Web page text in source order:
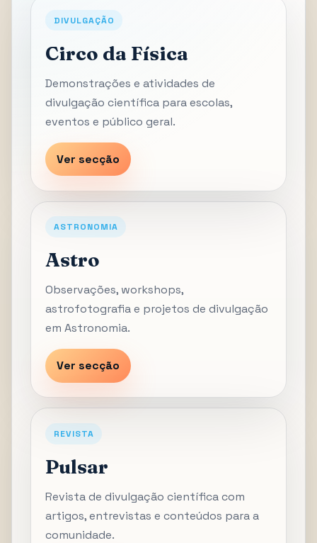
DIVULGAÇÃO
Circo da Física
Demonstrações e atividades de
divulgação científica para escolas,
eventos e público geral.
Ver secção
ASTRONOMIA
Astro
Observações, workshops,
astrofotografia e projetos de divulgação
em Astronomia.
Ver secção
REVISTA
Pulsar
Revista de divulgação científica com
artigos, entrevistas e conteúdos para a
comunidade.